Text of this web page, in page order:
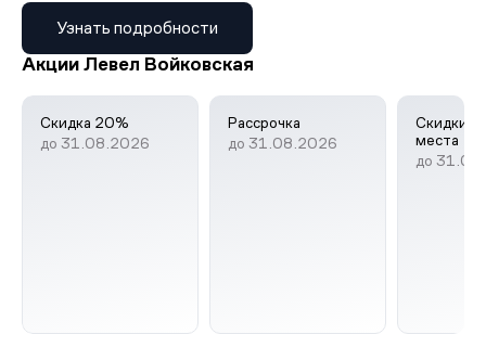
Узнать подробности
Акции Левел Войковская
Скидка 20%
до 31.08.2026
Рассрочка
до 31.08.2026
Скидки
места
до